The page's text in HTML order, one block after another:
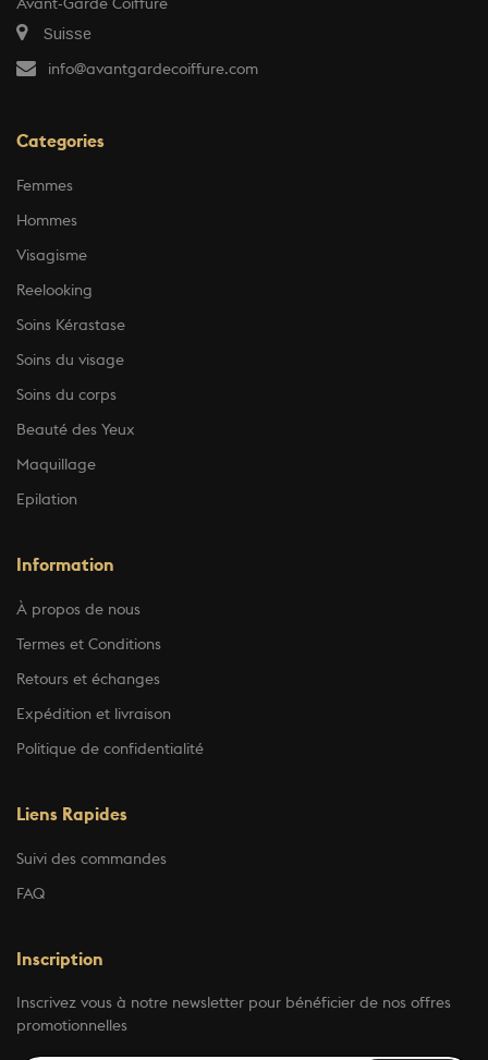
Avant-Garde Coiffure
Suisse
info@avantgardecoiffure.com
Categories
Femmes
Hommes
Visagisme
Reelooking
Soins Kérastase
Soins du visage
Soins du corps
Beauté des Yeux
Maquillage
Epilation
Information
À propos de nous
Termes et Conditions
Retours et échanges
Expédition et livraison
Politique de confidentialité
Liens Rapides
Suivi des commandes
FAQ
Inscription
Inscrivez vous à notre newsletter pour bénéficier de nos offres
promotionnelles